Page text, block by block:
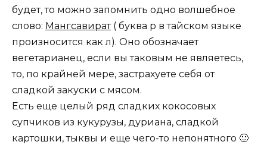
будет, то можно запомнить одно волшебное
слово: Мангсавират( буква р в тайском языке
произносится как л). Оно обозначает
вегетарианец, если вы таковым не являетесь,
то, по крайней мере, застрахуете себя от
сладкой закуски с мясом.
Есть еще целый ряд сладких кокосовых
супчиков из кукурузы, дуриана, сладкой
картошки, тыквы и еще чего-то непонятного 🙂